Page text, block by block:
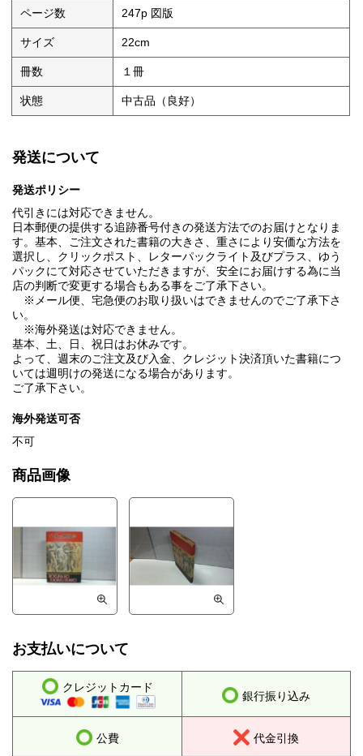
ページ数 247p 図版
サイズ 22cm
冊数 １冊
状態 中古品（良好）
発送について
発送ポリシー
代引きには対応できません。
日本郵便の提供する追跡番号付きの発送方法でのお届けとなりま
す。基本、ご注文された書籍の大きさ、重さにより安価な方法を
選択し、クリックポスト、レターパックライト及びプラス、ゆう
パックにて対応させていただきますが、安全にお届けする為に当
店の判断で変更する場合もある事をご了承下さい。
※メール便、宅急便のお取り扱いはできませんのでご了承下さ
い。
※海外発送は対応できません。
基本、土、日、祝日はお休みです。
よって、週末のご注文及び入金、クレジット決済頂いた書籍につ
いては週明けの発送になる場合があります。
ご了承下さい。
海外発送可否
不可
商品画像
お支払いについて
クレジットカード
銀行振り込み
公費 代金引換